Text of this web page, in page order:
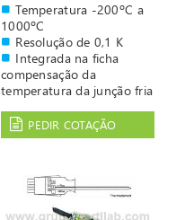
Temperatura -200ºC a
1000ºC
Resolução de 0,1 K
Integrada na ficha
compensação da
temperatura da junção fria
de 0,01 K
PEDIR COTAÇÃO